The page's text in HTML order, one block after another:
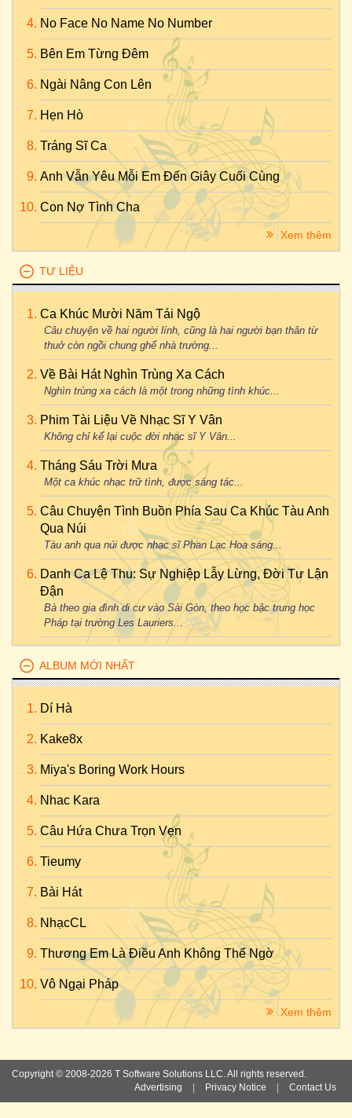
No Face No Name No Number
Bên Em Từng Đêm
Ngài Nâng Con Lên
Hẹn Hò
Tráng Sĩ Ca
Anh Vẫn Yêu Mỗi Em Đến Giây Cuối Cùng
Con Nợ Tình Cha
Xem thêm
TƯ LIỆU
Ca Khúc Mười Năm Tái Ngộ
Câu chuyện về hai người lính, cũng là hai người bạn thân từ
thuở còn ngồi chung ghế nhà trường...
Về Bài Hát Nghìn Trùng Xa Cách
Nghìn trùng xa cách là một trong những tình khúc...
Phim Tài Liệu Về Nhạc Sĩ Y Vân
Không chỉ kể lại cuộc đời nhạc sĩ Y Vân...
Tháng Sáu Trời Mưa
Một ca khúc nhạc trữ tình, được sáng tác...
Câu Chuyện Tình Buồn Phía Sau Ca Khúc Tàu Anh
Qua Núi
Tàu anh qua núi được nhạc sĩ Phan Lạc Hoa sáng...
Danh Ca Lệ Thu: Sự Nghiệp Lẫy Lừng, Đời Tư Lận
Đận
Bà theo gia đình di cư vào Sài Gòn, theo học bậc trung học
Pháp tại trường Les Lauriers...
ALBUM MỚI NHẤT
Dí Hà
Kake8x
Miya's Boring Work Hours
Nhac Kara
Câu Hứa Chưa Trọn Vẹn
Tieumy
Bài Hát
NhạcCL
Thương Em Là Điều Anh Không Thể Ngờ
Vô Ngại Pháp
Xem thêm
Copyright © 2008-2026 T Software Solutions LLC. All rights reserved.
Advertising
Privacy Notice Contact Us